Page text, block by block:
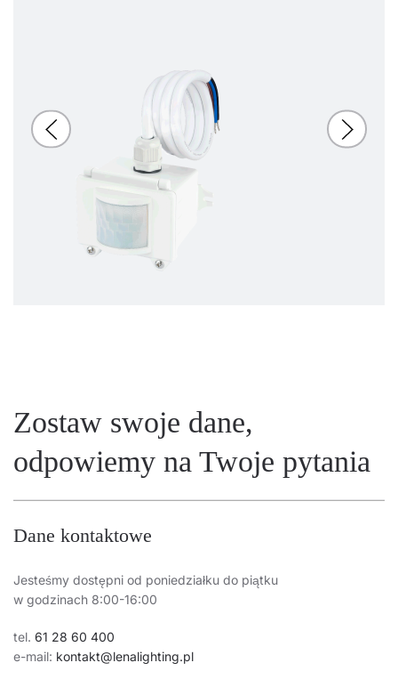
Zostaw swoje dane,
odpowiemy na Twoje pytania
Dane kontaktowe
Jesteśmy dostępni od poniedziałku do piątku
w godzinach 8:00-16:00
tel. 61 28 60 400
e-mail: kontakt@lenalighting.pl